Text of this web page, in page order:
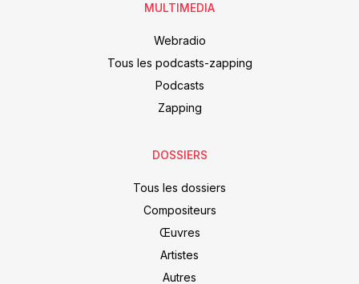
MULTIMEDIA
Webradio
Tous les podcasts-zapping
Podcasts
Zapping
DOSSIERS
Tous les dossiers
Compositeurs
Œuvres
Artistes
Autres